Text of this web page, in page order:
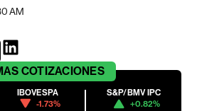
AM
COTIZACIONES
IBOVESPA
-1.73%
S&P/BMV IPC
+0.82%